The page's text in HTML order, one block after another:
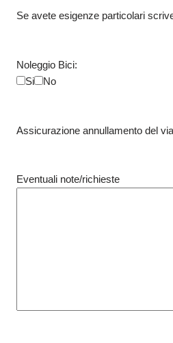
Se avete esigenze particolari
Noleggio Bici:
Si
No
Assicurazione annullamento del
Eventuali note/richieste